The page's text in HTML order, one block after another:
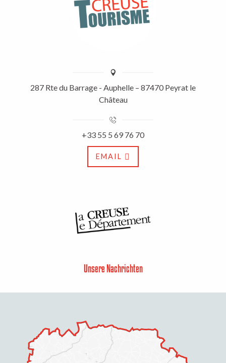
287 Rte du Barrage - Auphelle – 87470 Peyrat le
Château
+33 55 5 69 76 70
EMAIL
Unsere Nachrichten